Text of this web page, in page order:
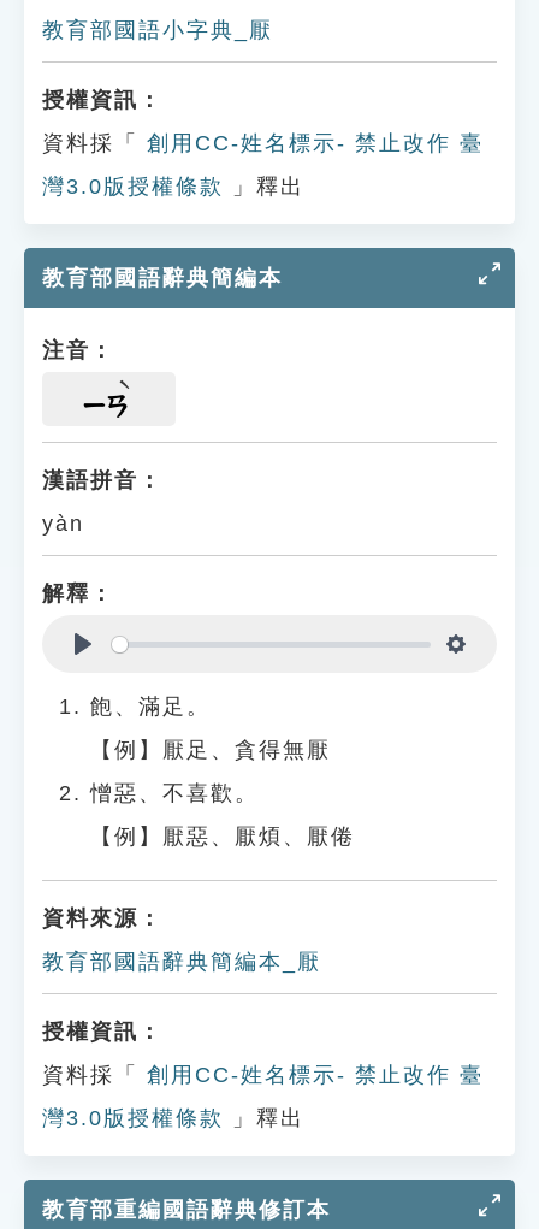
教育部國語小字典_厭
授權資訊：
資料採「
創用CC-姓名標示- 禁止改作 臺
灣3.0版授權條款
」釋出
教育部國語辭典簡編本
注音：
ㄧㄢ
漢語拼音：
yàn
解釋：
飽、滿足。
【例】厭足、貪得無厭
憎惡、不喜歡。
【例】厭惡、厭煩、厭倦
資料來源：
教育部國語辭典簡編本_厭
授權資訊：
資料採「
創用CC-姓名標示- 禁止改作 臺
灣3.0版授權條款
」釋出
教育部重編國語辭典修訂本